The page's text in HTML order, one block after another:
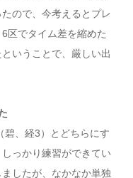
ので、今考えるとプレ
区でタイム差を縮めた
いうことで、厳しい出
碧、経3）とどちらにす
っかり練習ができてい
したが、なかなか単独